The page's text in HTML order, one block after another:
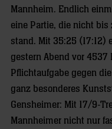
Mannheim. Endlich
eine Partie, die nicht
stand. Mit 35:25 (17:12)
gestern Abend vor
Pflichtaufgabe gegen
ganz besonderes
Gensheimer: Mit 17/9-
Mannheimer nicht nur